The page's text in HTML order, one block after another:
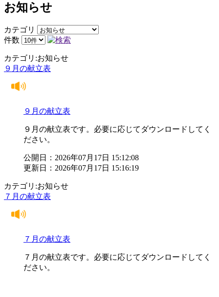
お知らせ
カテゴリ
件数
カテゴリ:お知らせ
９月の献立表
９月の献立表
９月の献立表です。必要に応じてダウンロードしてく
ださい。
公開日：2026年07月17日 15:12:08
更新日：2026年07月17日 15:16:19
カテゴリ:お知らせ
７月の献立表
７月の献立表
７月の献立表です。必要に応じてダウンロードしてく
ださい。